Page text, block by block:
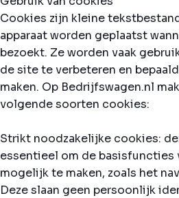
Cookies zijn kleine
apparaat worden geplaatst
bezoekt. Ze worden vaak
de site te verbeteren en
maken. Op Bedrijfswagen.nl
volgende soorten cookies:
Strikt noodzakelijke cookies:
essentieel om de basisfuncties
mogelijk te maken, zoals het
Deze slaan geen persoonlijk